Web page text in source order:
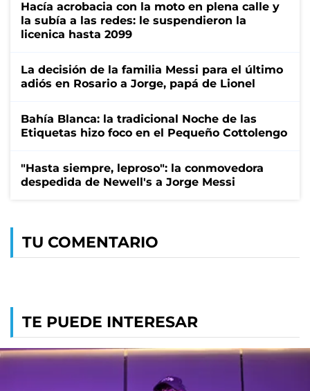
Hacía acrobacia con la moto en plena calle y
la subía a las redes: le suspendieron la
licenica hasta 2099
La decisión de la familia Messi para el último
adiós en Rosario a Jorge, papá de Lionel
Bahía Blanca: la tradicional Noche de las
Etiquetas hizo foco en el Pequeño Cottolengo
"Hasta siempre, leproso": la conmovedora
despedida de Newell's a Jorge Messi
TU COMENTARIO
TE PUEDE INTERESAR